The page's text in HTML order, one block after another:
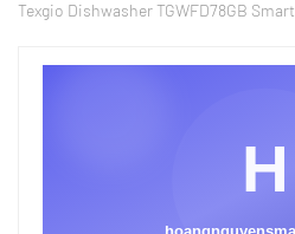
Texgio Dishwasher TGWFD78GB Smart